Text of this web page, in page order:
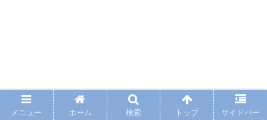
メニュー ホーム 検索 トップ サイドバー